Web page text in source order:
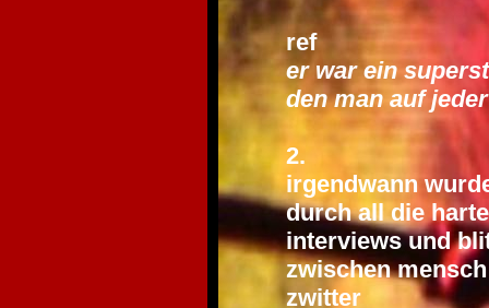
ref
er war ein
den man auf
2.
irgendwann
durch all die
interviews und
zwischen
zwitter